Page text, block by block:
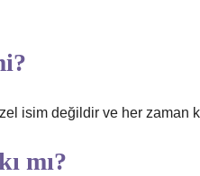
isim değildir ve her zaman
mı?